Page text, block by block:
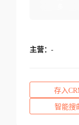
主营： -
存入
智能搜